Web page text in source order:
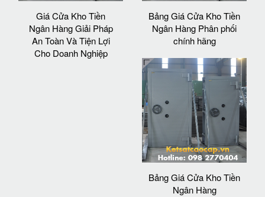
Giá Cửa Kho Tiền
Ngân Hàng Giải Pháp
An Toàn Và Tiện Lợi
Cho Doanh Nghiệp
Bảng Giá Cửa Kho Tiền
Ngân Hàng Phân phối
chính hãng
Bảng Giá Cửa Kho Tiền
Ngân Hàng